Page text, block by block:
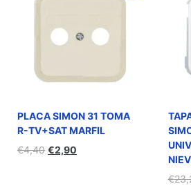
PLACA SIMON 31 TOMA
R-TV+SAT MARFIL
€4,40 €2,90
€